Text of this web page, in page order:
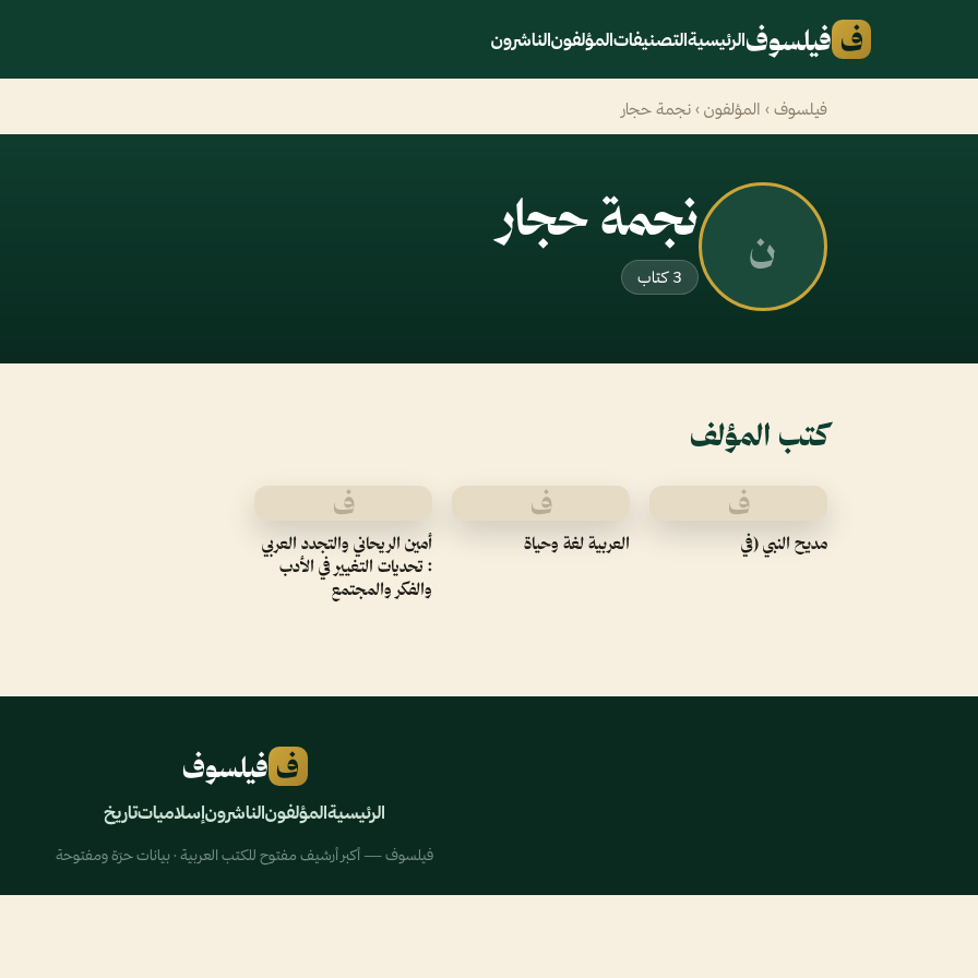
ف فيلسوفالرئيسيةالتصنيفاتالمؤلفونالناشرون
فيلسوف › المؤلفون › نجمة حجار
ن نجمة حجار
3 كتاب
كتب المؤلف
ف
مديح النبي (في
ف
العربية لغة وحياة
ف
أمين الريحاني والتجدد العربي
: تحديات التغيير في الأدب
والفكر والمجتمع
ف فيلسوف
الرئيسيةالمؤلفونالناشرونإسلامياتتاريخ
فيلسوف — أكبر أرشيف مفتوح للكتب العربية · بيانات حرّة ومفتوحة